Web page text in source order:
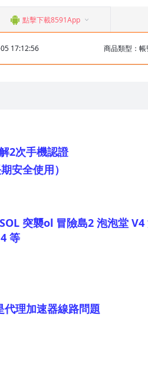
點擊下載8591App
17:12:56 商品類型：帳
2次手機認證
安全使用）
突襲ol 冒險島2 泡泡堂
等
理加速器線路問題